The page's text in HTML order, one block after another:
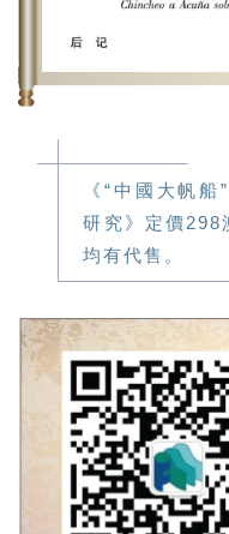
《“中國大帆
研究》定價298
均有代售。